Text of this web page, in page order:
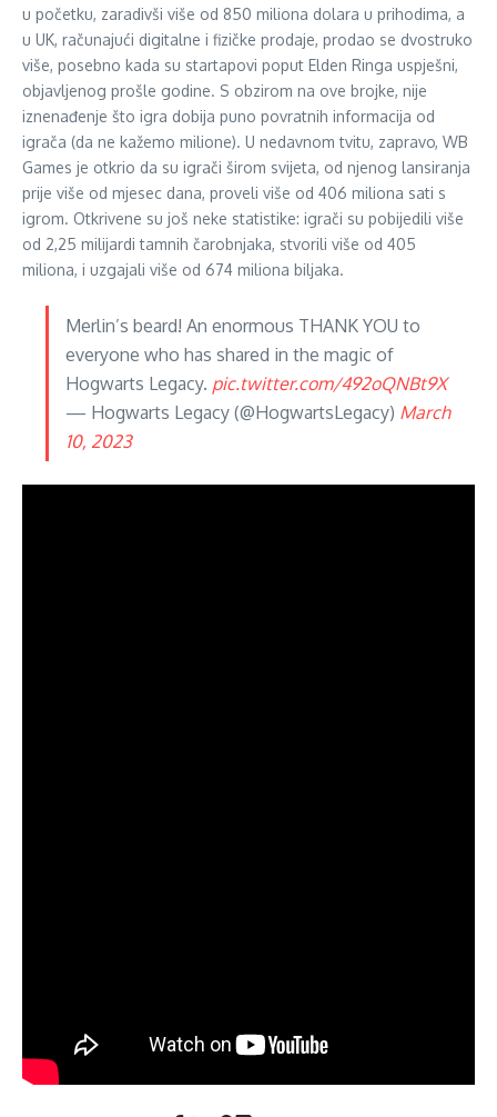
u početku, zaradivši više od 850 miliona dolara u prihodima, a
u UK, računajući digitalne i fizičke prodaje, prodao se dvostruko
više, posebno kada su startapovi poput Elden Ringa uspješni,
objavljenog prošle godine. S obzirom na ove brojke, nije
iznenađenje što igra dobija puno povratnih informacija od
igrača (da ne kažemo milione). U nedavnom tvitu, zapravo, WB
Games je otkrio da su igrači širom svijeta, od njenog lansiranja
prije više od mjesec dana, proveli više od 406 miliona sati s
igrom. Otkrivene su još neke statistike: igrači su pobijedili više
od 2,25 milijardi tamnih čarobnjaka, stvorili više od 405
miliona, i uzgajali više od 674 miliona biljaka.
Merlin’s beard! An enormous THANK YOU to
everyone who has shared in the magic of
Hogwarts Legacy. pic.twitter.com/492oQNBt9X
— Hogwarts Legacy (@HogwartsLegacy) March
10, 2023